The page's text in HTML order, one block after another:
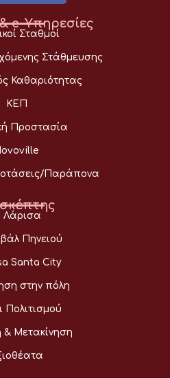
e-Υπηρεσίες
Σταθμοί
Στάθμευσης
Καθαριότητας
ΚΕΠ
Προστασία
Παράπονα
Λάρισα
Πηνειού
Santa City
στην πόλη
Πολιτισμού
& Μετακίνηση